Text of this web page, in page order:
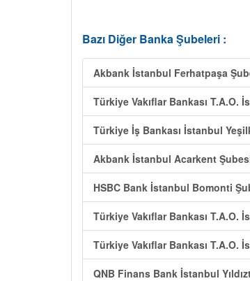
Bazı Diğer Banka Şubeleri :
Akbank İstanbul Ferhatpaşa
Türkiye Vakıflar Bankası T.A.O.
Türkiye İş Bankası İstanbul
Akbank İstanbul Acarkent
HSBC Bank İstanbul Bomonti
Türkiye Vakıflar Bankası
Türkiye Vakıflar Bankası T.A.O.
QNB Finans Bank İstanbul